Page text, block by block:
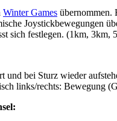
Winter Games übernommen.
Joystickbewegungen
sich festlegen. (1km, 3km,
und bei Sturz wieder
links/rechts: Bewegung